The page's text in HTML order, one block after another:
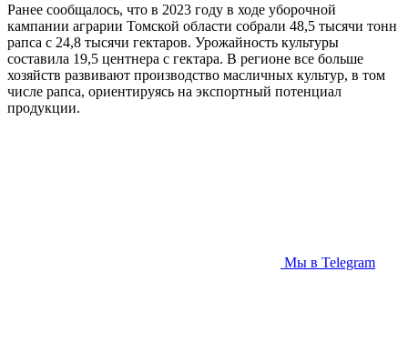
Ранее сообщалось, что в 2023 году в ходе уборочной
кампании аграрии Томской области собрали 48,5 тысячи тонн
рапса с 24,8 тысячи гектаров. Урожайность культуры
составила 19,5 центнера с гектара. В регионе все больше
хозяйств развивают производство масличных культур, в том
числе рапса, ориентируясь на экспортный потенциал
продукции.
Мы в Telegram